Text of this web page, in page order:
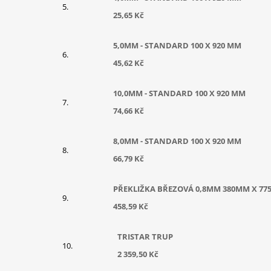
25,65 Kč
5,0MM - STANDARD 100 X 920 MM
45,62 Kč
10,0MM - STANDARD 100 X 920 MM
74,66 Kč
8,0MM - STANDARD 100 X 920 MM
66,79 Kč
PŘEKLIŽKA BŘEZOVÁ 0,8MM 380MM X
458,59 Kč
TRISTAR TRUP
2 359,50 Kč